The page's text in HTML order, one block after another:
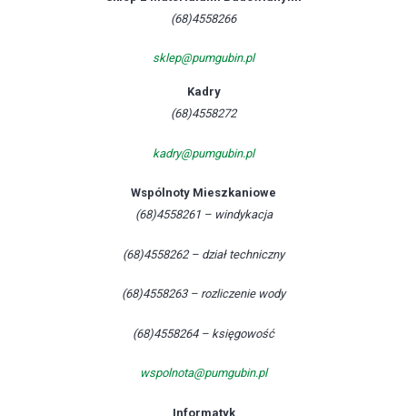
(68)4558266
sklep@pumgubin.pl
Kadry
(68)4558272
kadry@pumgubin.pl
Wspólnoty Mieszkaniowe
(68)4558261 – windykacja
(68)4558262 – dział techniczny
(68)4558263 – rozliczenie wody
(68)4558264 – księgowość
wspolnota@pumgubin.pl
Informatyk